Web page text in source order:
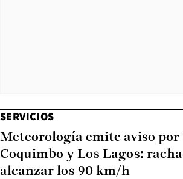
SERVICIOS
Meteorología emite aviso
Coquimbo y Los Lagos:
alcanzar los 90 km/h